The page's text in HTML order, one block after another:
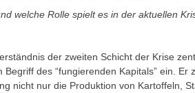
welche Rolle spielt es in der aktuellen
der zweiten Schicht der Krise
des “fungierenden Kapitals” ein. Er
nicht nur die Produktion von Kartoffeln,